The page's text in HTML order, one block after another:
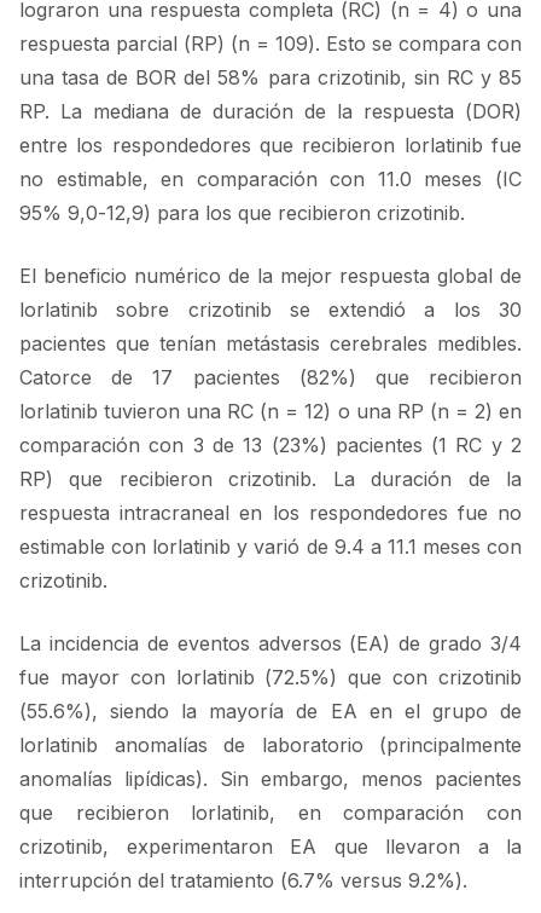
lograron una respuesta completa (RC) (n = 4) o una
respuesta parcial (RP) (n = 109). Esto se compara con
una tasa de BOR del 58% para crizotinib, sin RC y 85
RP. La mediana de duración de la respuesta (DOR)
entre los respondedores que recibieron lorlatinib fue
no estimable, en comparación con 11.0 meses (IC
95% 9,0-12,9) para los que recibieron crizotinib.
El beneficio numérico de la mejor respuesta global de
lorlatinib sobre crizotinib se extendió a los 30
pacientes que tenían metástasis cerebrales medibles.
Catorce de 17 pacientes (82%) que recibieron
lorlatinib tuvieron una RC (n = 12) o una RP (n = 2) en
comparación con 3 de 13 (23%) pacientes (1 RC y 2
RP) que recibieron crizotinib. La duración de la
respuesta intracraneal en los respondedores fue no
estimable con lorlatinib y varió de 9.4 a 11.1 meses con
crizotinib.
La incidencia de eventos adversos (EA) de grado 3/4
fue mayor con lorlatinib (72.5%) que con crizotinib
(55.6%), siendo la mayoría de EA en el grupo de
lorlatinib anomalías de laboratorio (principalmente
anomalías lipídicas). Sin embargo, menos pacientes
que recibieron lorlatinib, en comparación con
crizotinib, experimentaron EA que llevaron a la
interrupción del tratamiento (6.7% versus 9.2%).